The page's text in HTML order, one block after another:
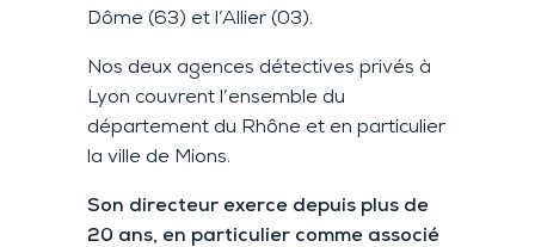
Dôme (63) et l’Allier (03).
Nos deux agences détectives privés à
Lyon couvrent l’ensemble du
département du Rhône et en particulier
la ville de Mions.
Son directeur exerce depuis plus de
20 ans, en particulier comme associé